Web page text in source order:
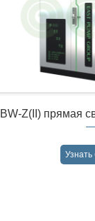
BW-Z(II) прямая